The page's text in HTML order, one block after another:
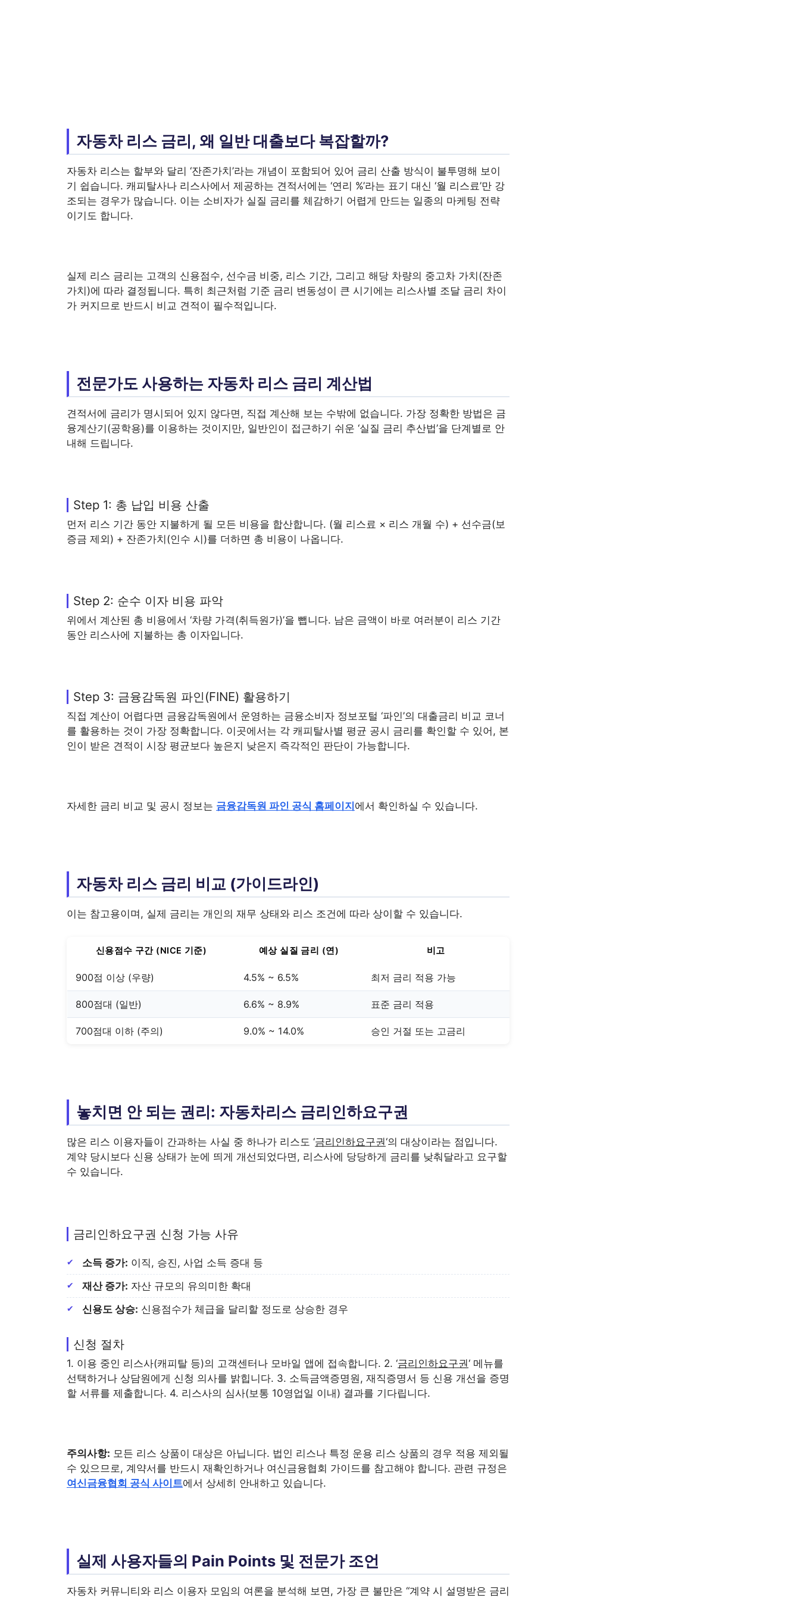
자동차 리스 금리, 왜 일반 대출보다 복잡할까?
자동차 리스는 할부와 달리 ‘잔존가치’라는 개념이 포함되어 있어 금리 산출 방식이 불투명해 보이
기 쉽습니다. 캐피탈사나 리스사에서 제공하는 견적서에는 ‘연리 %’라는 표기 대신 ‘월 리스료’만 강
조되는 경우가 많습니다. 이는 소비자가 실질 금리를 체감하기 어렵게 만드는 일종의 마케팅 전략
이기도 합니다.
실제 리스 금리는 고객의 신용점수, 선수금 비중, 리스 기간, 그리고 해당 차량의 중고차 가치(잔존
가치)에 따라 결정됩니다. 특히 최근처럼 기준 금리 변동성이 큰 시기에는 리스사별 조달 금리 차이
가 커지므로 반드시 비교 견적이 필수적입니다.
전문가도 사용하는 자동차 리스 금리 계산법
견적서에 금리가 명시되어 있지 않다면, 직접 계산해 보는 수밖에 없습니다. 가장 정확한 방법은 금
융계산기(공학용)를 이용하는 것이지만, 일반인이 접근하기 쉬운 ‘실질 금리 추산법’을 단계별로 안
내해 드립니다.
Step 1: 총 납입 비용 산출
먼저 리스 기간 동안 지불하게 될 모든 비용을 합산합니다. (월 리스료 × 리스 개월 수) + 선수금(보
증금 제외) + 잔존가치(인수 시)를 더하면 총 비용이 나옵니다.
Step 2: 순수 이자 비용 파악
위에서 계산된 총 비용에서 ‘차량 가격(취득원가)’을 뺍니다. 남은 금액이 바로 여러분이 리스 기간
동안 리스사에 지불하는 총 이자입니다.
Step 3: 금융감독원 파인(FINE) 활용하기
직접 계산이 어렵다면 금융감독원에서 운영하는 금융소비자 정보포털 ‘파인’의 대출금리 비교 코너
를 활용하는 것이 가장 정확합니다. 이곳에서는 각 캐피탈사별 평균 공시 금리를 확인할 수 있어, 본
인이 받은 견적이 시장 평균보다 높은지 낮은지 즉각적인 판단이 가능합니다.
자세한 금리 비교 및 공시 정보는 금융감독원 파인 공식 홈페이지 에서 확인하실 수 있습니다.
자동차 리스 금리 비교 (가이드라인)
이는 참고용이며, 실제 금리는 개인의 재무 상태와 리스 조건에 따라 상이할 수 있습니다.
신용점수 구간 (NICE 기준) 예상 실질 금리 (연) 비고
900점 이상 (우량) 4.5% ~ 6.5% 최저 금리 적용 가능
800점대 (일반) 6.6% ~ 8.9% 표준 금리 적용
700점대 이하 (주의) 9.0% ~ 14.0% 승인 거절 또는 고금리
놓치면 안 되는 권리: 자동차리스 금리인하요구권
많은 리스 이용자들이 간과하는 사실 중 하나가 리스도 ‘금리인하요구권‘의 대상이라는 점입니다.
계약 당시보다 신용 상태가 눈에 띄게 개선되었다면, 리스사에 당당하게 금리를 낮춰달라고 요구할
수 있습니다.
금리인하요구권 신청 가능 사유
소득 증가: 이직, 승진, 사업 소득 증대 등
재산 증가: 자산 규모의 유의미한 확대
신용도 상승: 신용점수가 체급을 달리할 정도로 상승한 경우
신청 절차
1. 이용 중인 리스사(캐피탈 등)의 고객센터나 모바일 앱에 접속합니다. 2. ‘금리인하요구권‘ 메뉴를
선택하거나 상담원에게 신청 의사를 밝힙니다. 3. 소득금액증명원, 재직증명서 등 신용 개선을 증명
할 서류를 제출합니다. 4. 리스사의 심사(보통 10영업일 이내) 결과를 기다립니다.
주의사항: 모든 리스 상품이 대상은 아닙니다. 법인 리스나 특정 운용 리스 상품의 경우 적용 제외될
수 있으므로, 계약서를 반드시 재확인하거나 여신금융협회 가이드를 참고해야 합니다. 관련 규정은
여신금융협회 공식 사이트에서 상세히 안내하고 있습니다.
실제 사용자들의 Pain Points 및 전문가 조언
자동차 커뮤니티와 리스 이용자 모임의 여론을 분석해 보면, 가장 큰 불만은 “계약 시 설명받은 금리